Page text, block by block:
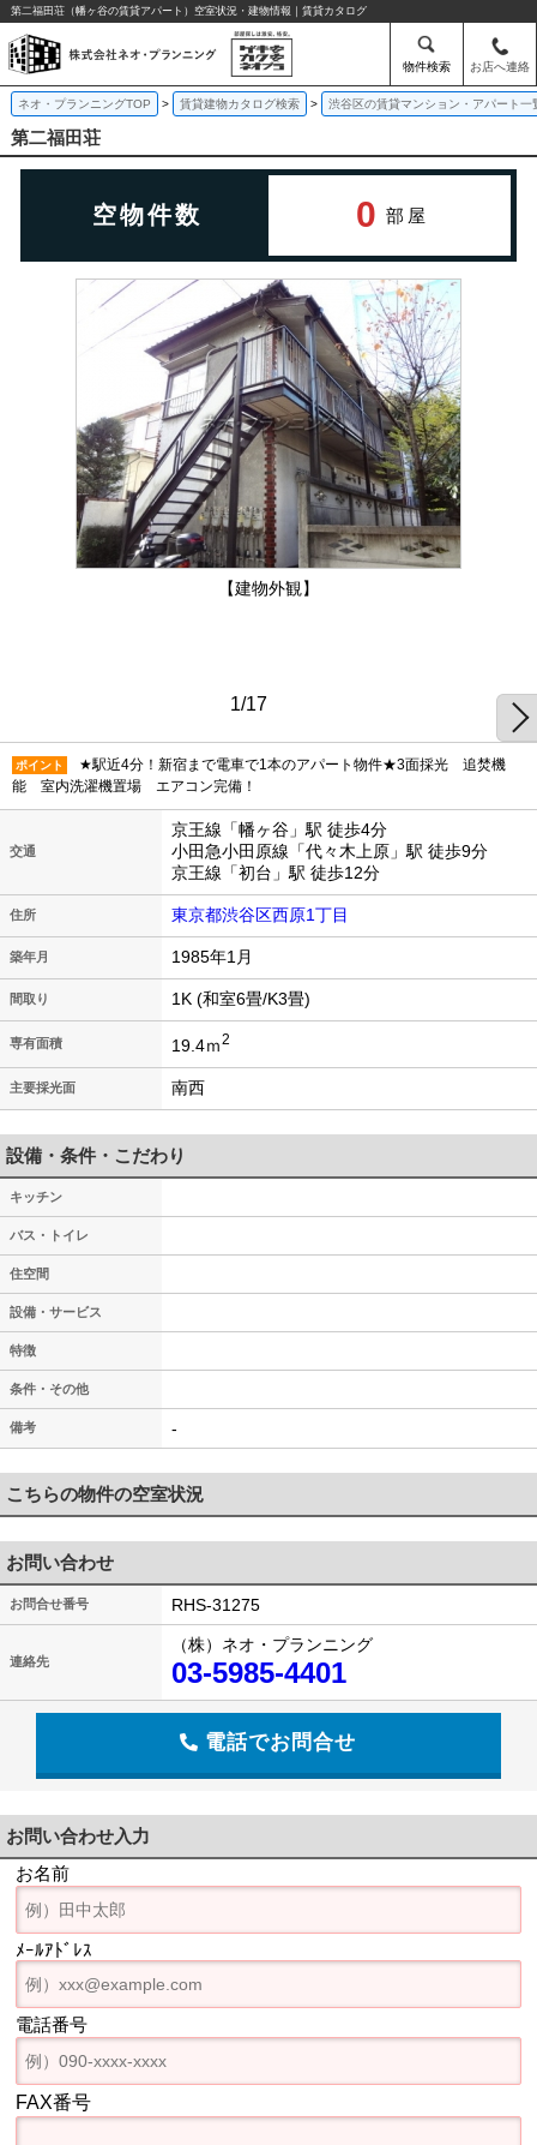
第二福田荘（幡ヶ谷の賃貸アパート）空室状況・建物情報｜賃貸カタログ
物件検索 お店へ連絡
ネオ・プランニングTOP 賃貸建物カタログ検索 渋谷区の賃貸マンション・アパート一
第二福田荘
空物件数 0 部屋
【建物外観】
1/17
ポイント
★駅近4分！新宿まで電車で1本のアパート物件★3面採光 追焚機
能 室内洗濯機置場 エアコン完備！
交通
京王線「幡ヶ谷」駅 徒歩4分
小田急小田原線「代々木上原」駅 徒歩9分
京王線「初台」駅 徒歩12分
住所 東京都渋谷区西原1丁目
築年月 1985年1月
間取り 1K (和室6畳/K3畳)
専有面積 19.4ｍ2
主要採光面 南西
設備・条件・こだわり
キッチン
バス・トイレ
住空間
設備・サービス
特徴
条件・その他
備考 -
こちらの物件の空室状況
お問い合わせ
お問合せ番号 RHS-31275
連絡先
（株）ネオ・プランニング
03-5985-4401
電話でお問合せ
お問い合わせ入力
お名前
ﾒｰﾙｱﾄﾞﾚｽ
電話番号
FAX番号